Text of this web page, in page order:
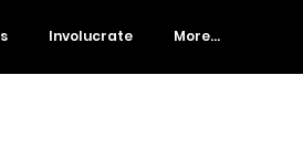
Involucrate More...